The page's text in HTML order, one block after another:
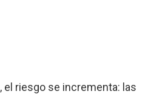
, el riesgo se incrementa: las